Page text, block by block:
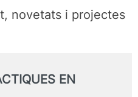
novetats i projectes
EN